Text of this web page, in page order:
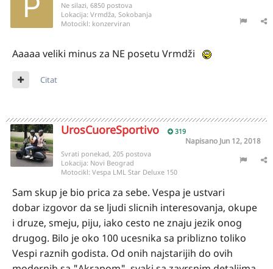
Ne silazi, 6850 postova
Lokacija: Vrmdža, Sokobanja
Motocikl: konzerviran
Aaaaa veliki minus za NE posetu Vrmdži
Citat
UrosCuoreSportivo 319
Napisano Jun 12, 2018
Svrati ponekad, 205 postova
Lokacija: Novi Beograd
Motocikl: Vespa LML Star Deluxe 150
Sam skup je bio prica za sebe. Vespa je ustvari
dobar izgovor da se ljudi slicnih interesovanja, okupe
i druze, smeju, piju, iako cesto ne znaju jezik onog
drugog. Bilo je oko 100 ucesnika sa priblizno toliko
Vespi raznih godista. Od onih najstarijih do ovih